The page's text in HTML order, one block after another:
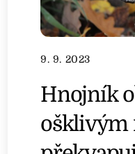
9. 9. 2023
Hnojník
ošklivým